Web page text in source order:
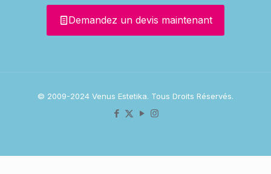
Demandez un devis maintenant
© 2009-2024 Venus Estetika. Tous Droits Réservés.